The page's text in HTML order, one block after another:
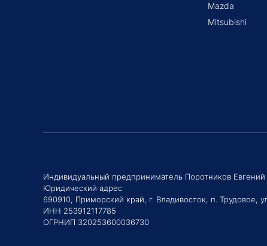
Mazda
Mitsubishi
Индивидуальный предприниматель Поротников
Юридический адрес
690910, Приморский край, г. Владивосток, п. Трудовое,
ИНН 253912117785
ОГРНИП 320253600036730